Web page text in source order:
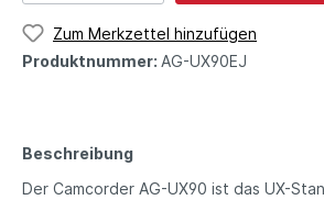
Zum Merkzettel hinzufügen
Produktnummer: AG-UX90EJ
Beschreibung
Der Camcorder AG-UX90 ist das UX-